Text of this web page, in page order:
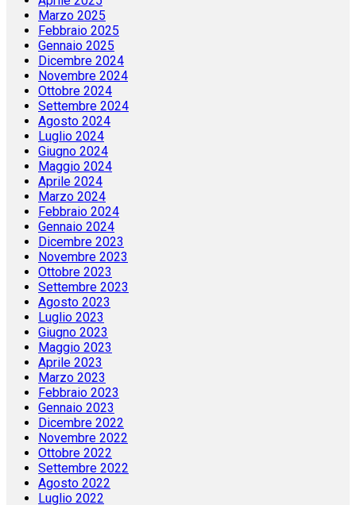
Marzo 2025
Febbraio 2025
Gennaio 2025
Dicembre 2024
Novembre 2024
Ottobre 2024
Settembre 2024
Agosto 2024
Luglio 2024
Giugno 2024
Maggio 2024
Aprile 2024
Marzo 2024
Febbraio 2024
Gennaio 2024
Dicembre 2023
Novembre 2023
Ottobre 2023
Settembre 2023
Agosto 2023
Luglio 2023
Giugno 2023
Maggio 2023
Aprile 2023
Marzo 2023
Febbraio 2023
Gennaio 2023
Dicembre 2022
Novembre 2022
Ottobre 2022
Settembre 2022
Agosto 2022
Luglio 2022